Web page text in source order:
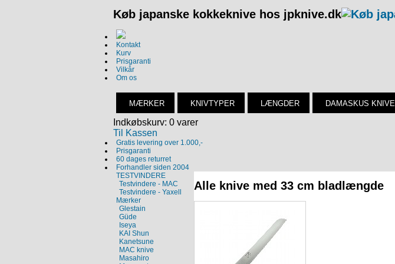
Køb japanske kokkeknive hos jpknive.dk
Kontakt
Kurv
Prisgaranti
Vilkår
Om os
MÆRKER KNIVTYPER LÆNGDER DAMASKUS KNIVE
Indkøbskurv: 0 varer
Til Kassen
Gratis levering over 1.000,-
Prisgaranti
60 dages returret
Forhandler siden 2004
TESTVINDERE
Testvindere - MAC
Testvindere - Yaxell
Mærker
Glestain
Güde
Iseya
KAI Shun
Kanetsune
MAC knive
Masahiro
Alle knive med 33 cm bladlængde